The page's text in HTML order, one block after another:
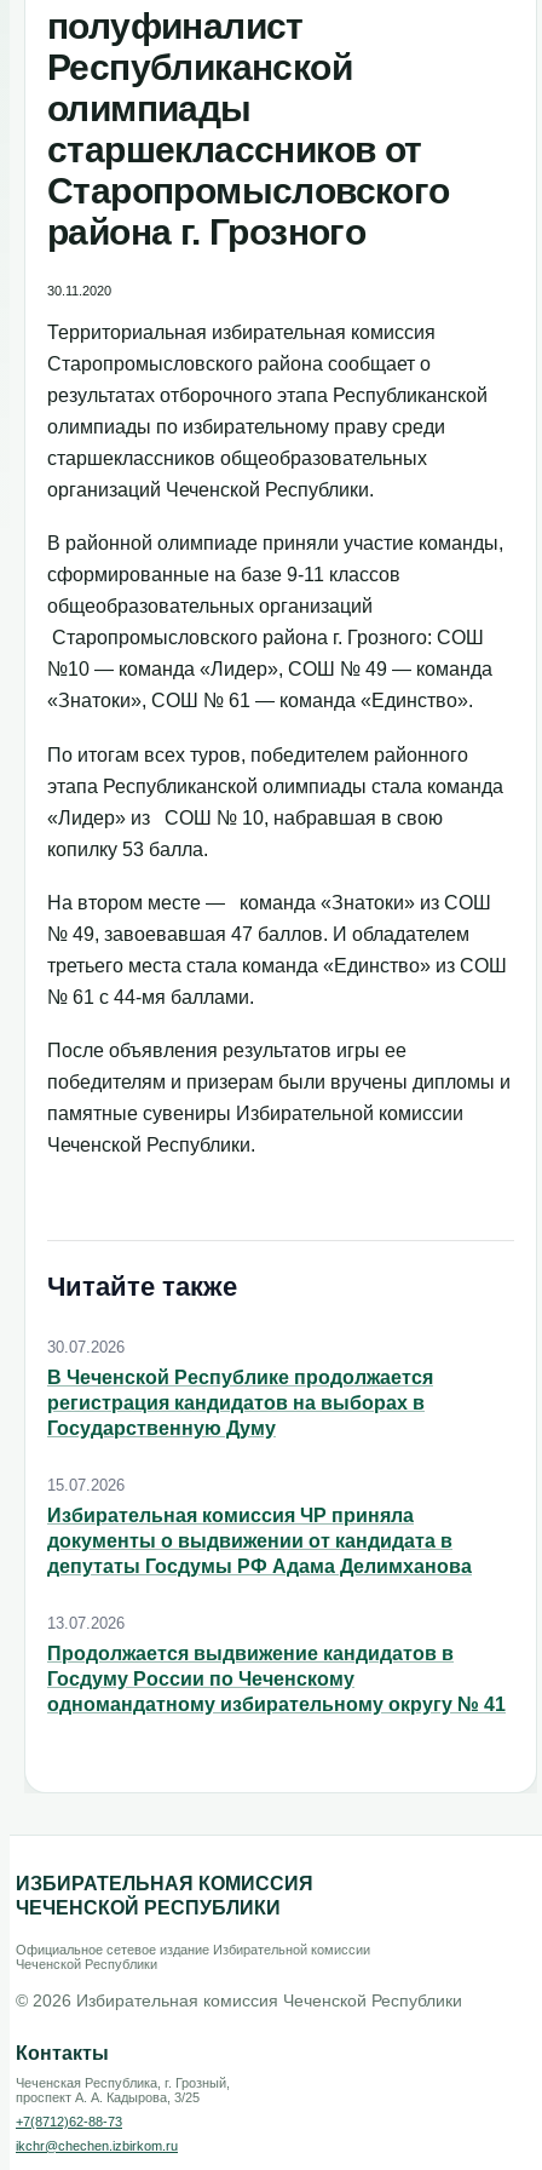
полуфиналист
Республиканской
олимпиады
старшеклассников от
Старопромысловского
района г. Грозного
30.11.2020
Территориальная избирательная комиссия
Старопромысловского района сообщает о
результатах отборочного этапа Республиканской
олимпиады по избирательному праву среди
старшеклассников общеобразовательных
организаций Чеченской Республики.
В районной олимпиаде приняли участие команды,
сформированные на базе 9-11 классов
общеобразовательных организаций
Старопромысловского района г. Грозного: СОШ
№10 — команда «Лидер», СОШ № 49 — команда
«Знатоки», СОШ № 61 — команда «Единство».
По итогам всех туров, победителем районного
этапа Республиканской олимпиады стала команда
«Лидер» из СОШ № 10, набравшая в свою
копилку 53 балла.
На втором месте — команда «Знатоки» из СОШ
№ 49, завоевавшая 47 баллов. И обладателем
третьего места стала команда «Единство» из СОШ
№ 61 с 44-мя баллами.
После объявления результатов игры ее
победителям и призерам были вручены дипломы и
памятные сувениры Избирательной комиссии
Чеченской Республики.
Читайте также
30.07.2026
В Чеченской Республике продолжается
регистрация кандидатов на выборах в
Государственную Думу
15.07.2026
Избирательная комиссия ЧР приняла
документы о выдвижении от кандидата в
депутаты Госдумы РФ Адама Делимханова
13.07.2026
Продолжается выдвижение кандидатов в
Госдуму России по Чеченскому
одномандатному избирательному округу № 41
ИЗБИРАТЕЛЬНАЯ КОМИССИЯ
ЧЕЧЕНСКОЙ РЕСПУБЛИКИ
Официальное сетевое издание Избирательной комиссии
Чеченской Республики
© 2026 Избирательная комиссия Чеченской Республики
Контакты
Чеченская Республика, г. Грозный,
проспект А. А. Кадырова, 3/25
+7(8712)62-88-73
ikchr@chechen.izbirkom.ru